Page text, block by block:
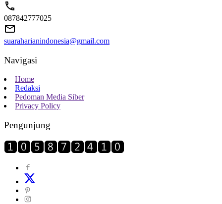
087842777025
suaraharianindonesia@gmail.com
Navigasi
Home
Redaksi
Pedoman Media Siber
Privacy Policy
Pengunjung